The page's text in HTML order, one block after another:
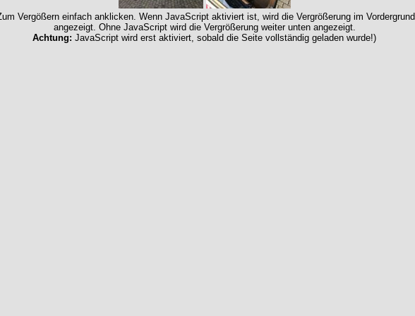
Vergößern einfach anklicken. Wenn JavaScript aktiviert ist, wird die Vergrößerung im Vordergrund
angezeigt. Ohne JavaScript wird die Vergrößerung weiter unten angezeigt.
Achtung: JavaScript wird erst aktiviert, sobald die Seite vollständig geladen wurde!)